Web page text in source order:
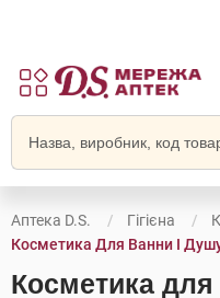
Аптека D.S. Гігієна
Косметика Для Ванни І
Косметика